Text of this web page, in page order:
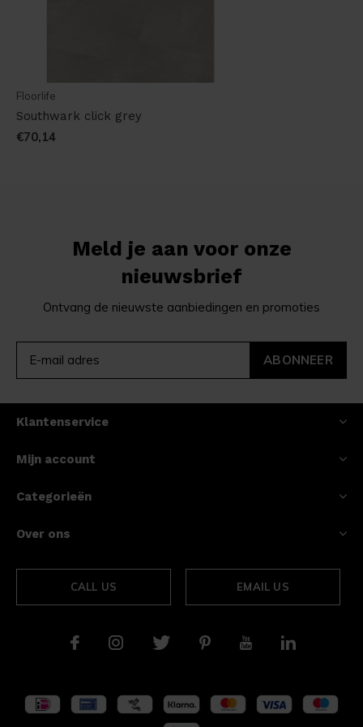
Floorlife
Southwark click grey
€70,14
Meld je aan voor onze
nieuwsbrief
Ontvang de nieuwste aanbiedingen en promoties
ABONNEER
Klantenservice
Mijn account
Categorieën
Over ons
CALL US EMAIL US